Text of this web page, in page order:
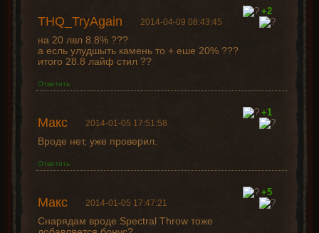
THQ_TryAgain 2014-04-09 08:43:45
на 20 лвл 8.8% ???
а есль улудшыть камень то + еше 20% ???
итого 28.8 лайф стил ??
Ответить
+2
Макс 2014-01-05 17:51:58
Вроде нет, уже проверил.
Ответить
+1
Макс 2014-01-05 17:47:21
Снарядам вроде Spectral Throw тоже
+5